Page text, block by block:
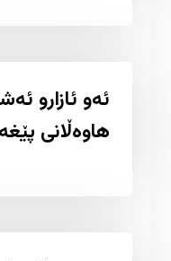
ئەو ئازارو
هاوەڵانی